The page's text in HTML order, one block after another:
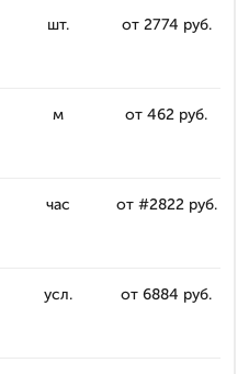
шт. от 2774 руб.
м от 462 руб.
час от #2822 руб.
усл. от 6884 руб.